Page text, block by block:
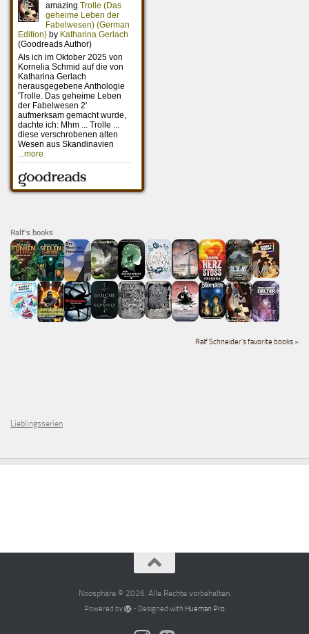
Ralf's books
Ralf Schneider's favorite books »
Lieblingsserien
Noosphäre © 2026. Alle Rechte vorbehalten.
Powered by - Designed with Hueman Pro